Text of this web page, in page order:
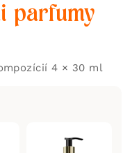
parfumy
4 × 30 ml